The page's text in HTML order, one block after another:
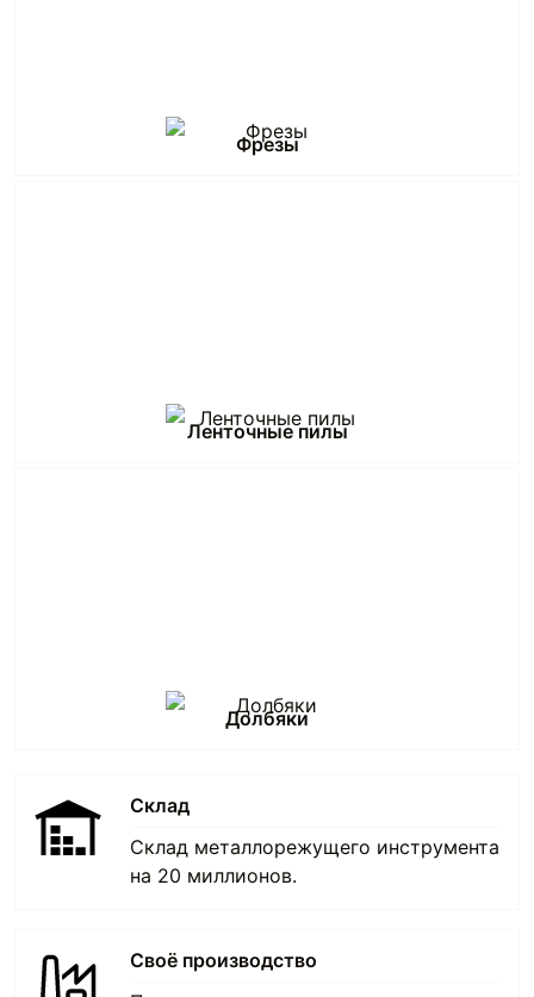
Фрезы
Ленточные пилы
Долбяки
Склад
Склад металлорежущего инструмента
на 20 миллионов.
Своё производство